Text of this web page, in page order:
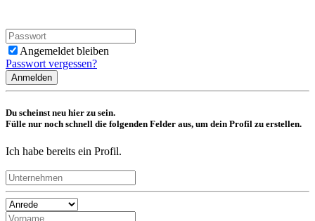
Angemeldet bleiben
Passwort vergessen?
Anmelden
Du scheinst neu hier zu sein.
Fülle nur noch schnell die folgenden Felder aus, um dein Profil zu erstellen.
Ich habe bereits ein Profil.